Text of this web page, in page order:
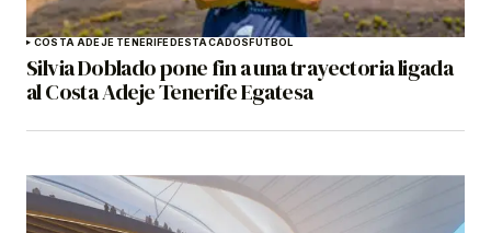
COSTA ADEJE TENERIFEDESTACADOSFÚTBOL
Silvia Doblado pone fin a una trayectoria ligada
al Costa Adeje Tenerife Egatesa